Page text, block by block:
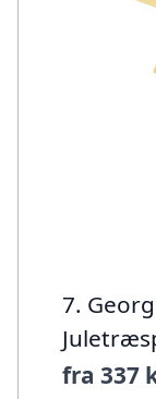
7.
fra 337